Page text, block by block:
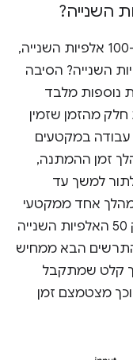
המטרה היא להגיב לקלט תוך פחות מ-100 אלפיות השנייה,
הוא רק 50 אלפיות השנייה? הסיבה
מלבד
מהזמן שזמין
במקטעים
זמן ההמתנה,
למשך עד
אחד ממקטעי
העבודה האלה. לכן, אפשר להניח שרק 50 האלפיות השנייה
הבא ממחיש
שמתקבל
מצטמצם זמן